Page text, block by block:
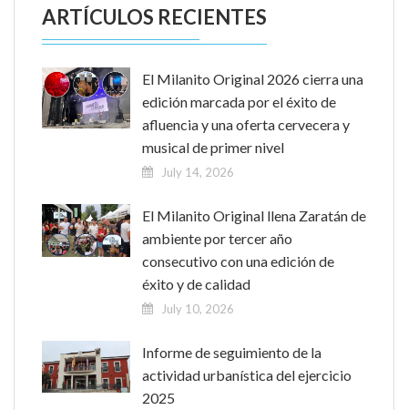
ARTÍCULOS RECIENTES
El Milanito Original 2026 cierra una
edición marcada por el éxito de
afluencia y una oferta cervecera y
musical de primer nivel
July 14, 2026
El Milanito Original llena Zaratán de
ambiente por tercer año
consecutivo con una edición de
éxito y de calidad
July 10, 2026
Informe de seguimiento de la
actividad urbanística del ejercicio
2025